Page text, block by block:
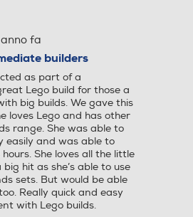
fa
builders
as part of a
Lego build for those a
big builds. We gave this
loves Lego and has other
range. She was able to
easily and was able to
She loves all the little
hit as she’s able to use
sets. But would be able
Really quick and easy
with Lego builds.